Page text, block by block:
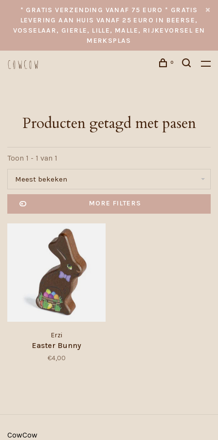
* GRATIS VERZENDING VANAF 75 EURO * GRATIS
LEVERING AAN HUIS VANAF 25 EURO IN BEERSE,
VOSSELAAR, GIERLE, LILLE, MALLE, RIJKEVORSEL EN
MERKSPLAS
0
Producten getagd met pasen
Toon 1 - 1 van 1
Meest bekeken
MORE FILTERS
Erzi
Easter Bunny
€4,00
CowCow